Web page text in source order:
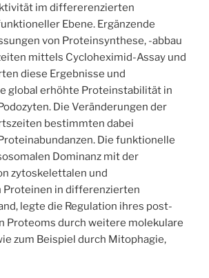
im differerenzierten
Ebene. Ergänzende
von Proteinsynthese, -abbau
mittels Cycloheximid-Assay und
diese Ergebnisse und
global erhöhte Proteinstabilität in
Die Veränderungen der
bestimmten dabei
Die funktionelle
Dominanz mit der
zytoskelettalen und
Proteinen in differenzierten
legte die Regulation ihres post-
Proteoms durch weitere molekulare
zum Beispiel durch Mitophagie,